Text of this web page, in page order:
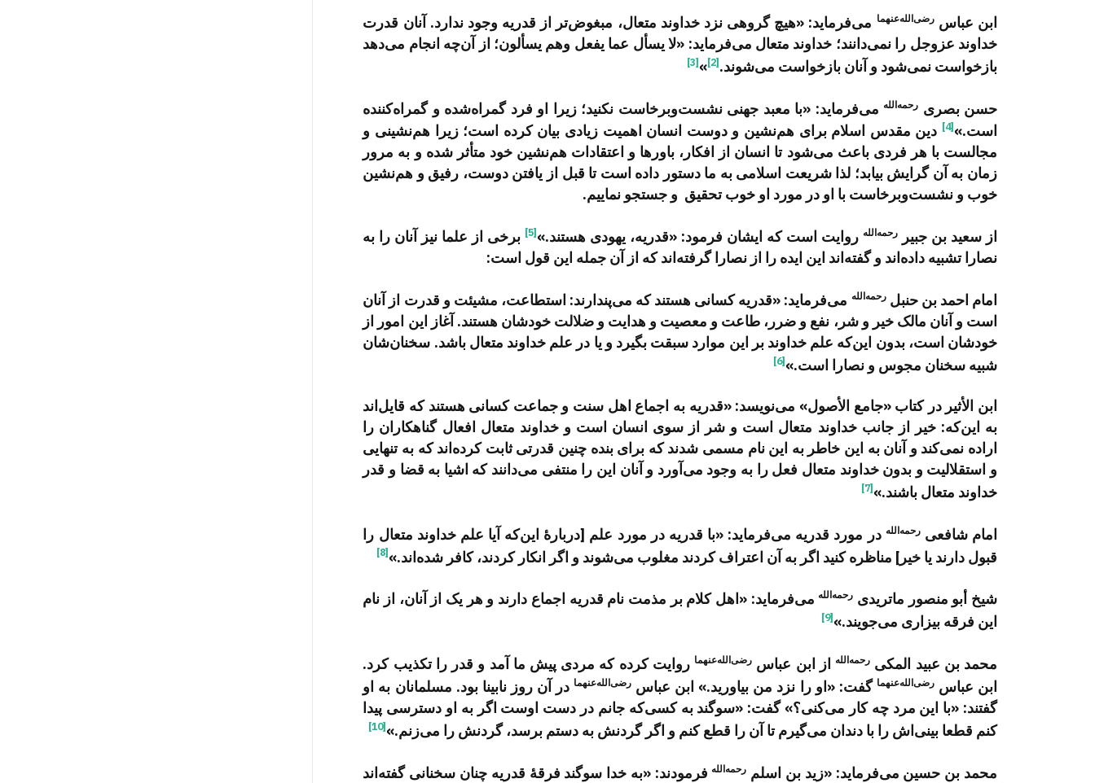
ابن عباسرضی‌الله‌عنهما می‌فرماید: «هیچ گروهی نزد خداوند متعال، مبغوض‌تر از قدریه وجود ندارد. آنان قدرت
خداوند عزوجل را نمی‌دانند؛ خداوند متعال می‌فرماید: «لا یسأل عما یفعل وهم یسألون؛ از آن‌چه انجام می‌دهد
بازخواست نمی‌شود و آنان بازخواست می‌شوند.[2]
»
[3]
حسن بصری رحمه‌الله می‌فرماید: «با معبد جهنی نشست‌وبرخاست نکنید؛ زیرا او فرد گمراه‌شده و گمراه‌کننده
است.»[4]
دین مقدس اسلام برای هم‌نشین و دوست انسان اهمیت زیادی بیان کرده است؛ زیرا هم‌نشینی و
مجالست با هر فردی باعث می‌شود تا انسان از افکار، باورها و اعتقادات هم‌نشین خود متأثر شده و به مرور
زمان به آن گرایش بیابد؛ لذا شریعت اسلامی به ما دستور داده است تا قبل از یافتن دوست، رفیق و هم‌نشین
خوب و نشست‌وبرخاست با او در مورد او خوب تحقیق و جستجو نماییم.
از سعید بن جبیر رحمه‌الله روایت است که ایشان فرمود: «قدریه، یهودی هستند.»[5]
برخی از علما نیز آنان را به
نصارا تشبیه داده‌اند و گفته‌اند این ایده را از نصارا گرفته‌اند که از آن جمله این قول است:
امام احمد بن حنبلرحمه‌الله می‌فرماید: «قدریه کسانی هستند که می‌پندارند: استطاعت، مشیئت و قدرت از آنان
است و آنان مالک خیر و شر، نفع و ضرر، طاعت و معصیت و هدایت و ضلالت خودشان هستند. آغاز این امور از
خودشان است، بدون این‌که علم خداوند بر این موارد سبقت بگیرد و یا در علم خداوند متعال باشد. سخنان‌شان
شبیه سخنان مجوس و نصارا است.»[6]
ابن الأثیر در کتاب «جامع الأصول» می‌نویسد: «قدریه به اجماع اهل سنت و جماعت کسانی هستند که قایل‌اند
به این‌که: خیر از جانب خداوند متعال است و شر از سوی انسان است و خداوند متعال افعال گناهکاران را
اراده نمی‌کند و آنان به این خاطر به این نام مسمی شدند که برای بنده چنین قدرتی ثابت کرده‌اند که به تنهایی
و استقلالیت و بدون خداوند متعال فعل را به وجود می‌آورد و آنان این را منتفی می‌دانند که اشیا به قضا و قدر
خداوند متعال باشند.»[7]
امام شافعیرحمه‌الله در مورد قدریه می‌فرماید: «با قدریه در مورد علم [دربارۀ این‌که آیا علم خداوند متعال را
قبول دارند یا خیر] مناظره کنید اگر به آن اعتراف کردند مغلوب می‌شوند و اگر انکار کردند، کافر شده‌اند.»[8]
شیخ أبو منصور ماتریدی رحمه‌الله می‌فرماید: «اهل کلام بر مذمت نام قدریه اجماع دارند و هر یک از آنان، از نام
این فرقه بیزاری می‌جویند.»[9]
محمد بن عبید المکی رحمه‌الله از ابن عباس رضی‌الله‌عنهما روایت کرده که مردی پیش ما آمد و قدر را تکذیب کرد.
ابن عباسرضی‌الله‌عنهما گفت: «او را نزد من بیاورید.» ابن عباس رضی‌الله‌عنهما در آن روز نابینا بود. مسلمانان به او
گفتند: «با این مرد چه کار می‌کنی؟» گفت: «سوگند به کسی‌که جانم در دست اوست اگر به او دسترسی پیدا
کنم قطعا بینی‌اش را با دندان می‌گیرم تا آن را قطع کنم و اگر گردنش به دستم برسد، گردنش را می‌زنم.»[10]
محمد بن حسین می‌فرماید: «زید بن اسلم رحمه‌الله فرمودند: «به خدا سوگند فرقۀ قدریه چنان سخنانی گفته‌اند